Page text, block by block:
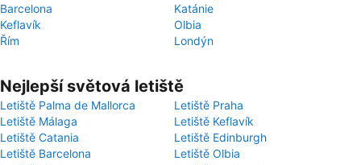
Barcelona
Katánie
Keflavík
Olbia
Řím
Londýn
Nejlepší světová letiště
Letiště Palma de Mallorca
Letiště Praha
Letiště Málaga
Letiště Keflavík
Letiště Catania
Letiště Edinburgh
Letiště Barcelona
Letiště Olbia